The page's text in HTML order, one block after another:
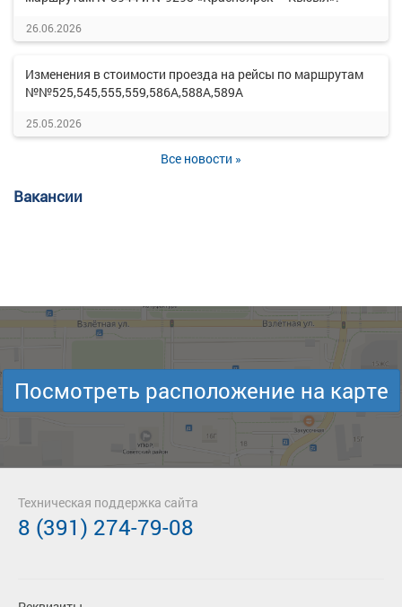
26.06.2026
Изменения в стоимости проезда на рейсы по маршрутам
№№525,545,555,559,586А,588А,589А
25.05.2026
Все новости »
Вакансии
Посмотреть расположение на карте
Техническая поддержка сайта
8 (391) 274-79-08